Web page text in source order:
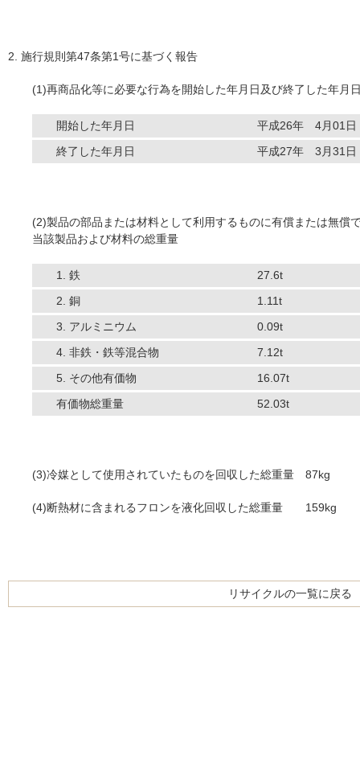
2. 施行規則第47条第1号に基づく報告
(1)再商品化等に必要な行為を開始した年月日及び終了した年月
開始した年月日
平成26年 4月01日
終了した年月日
平成27年 3月31日
(2)製品の部品または材料として利用するものに有償または無償
当該製品および材料の総重量
1. 鉄
27.6t
2. 銅
1.11t
3. アルミニウム
0.09t
4. 非鉄・鉄等混合物
7.12t
5. その他有価物
16.07t
有価物総重量
52.03t
(3)冷媒として使用されていたものを回収した総重量 87kg
(4)断熱材に含まれるフロンを液化回収した総重量 159kg
リサイクルの一覧に戻る